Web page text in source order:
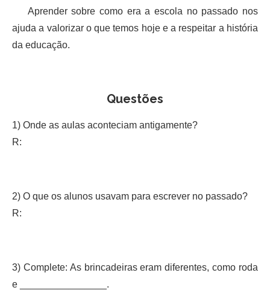
Aprender sobre como era a escola no passado nos
ajuda a valorizar o que temos hoje e a respeitar a história
da educação.
Questões
1) Onde as aulas aconteciam antigamente?
R:
2) O que os alunos usavam para escrever no passado?
R:
3) Complete: As brincadeiras eram diferentes, como roda
e ________________.